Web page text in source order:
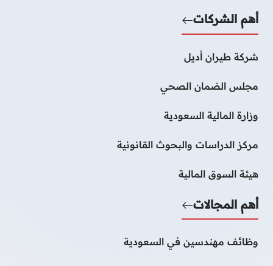
أهم الشركات
شركة طيران أديل
مجلس الضمان الصحي
وزارة المالية السعودية
مركز الدراسات والبحوث القانونية
هيئة السوق المالية
أهم المجالات
وظائف مهندسين في السعودية